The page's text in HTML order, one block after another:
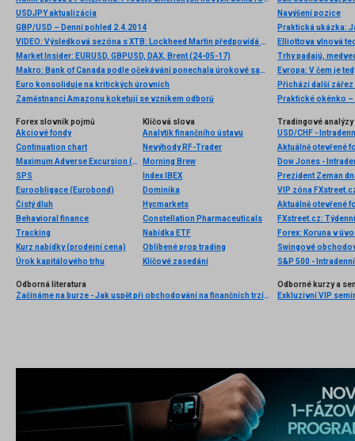
USDJPY aktualizácia
GBP/USD – Denní pohled 2.4.2014
VIDEO: Výsledková sezóna s XTB: Lockheed Martin předpovídá vyšší tržby, vrací akcionářům miliardy USD
Market Insider: EURUSD, GBPUSD, DAX, Brent (24-05-17)
Makro: Bank of Canada podle očekávání ponechala úrokové sazby na stávajících úrovních
Euro konsoliduje na kritických úrovních
Zaměstnanci Amazonu koketují se vznikem odborů
Navýšení pozice
Praktická ukázka:
Trhy padajú,
Evropa: V čem je
Přichází další zářez
Praktické okénko
Forex slovník pojmů
Akciové fondy
Continuation chart
Maximum Adverse Excursion (MAE)
SPS
Euroobligace (Eurobond)
Čistý dluh
Behavioral finance
Tracking
Kurz nabídky (prodejní cena)
Úrok kapitálového trhu
Klíčová slova
Analytik finančního ústavu
Nevýhody RF-Trader
Morning Brew
Index IBEX
Dominika
Hycmarkets
Constellation Pharmaceuticals
Nabídka ETF
Oblíbené prop trading
Klíčové zasedání
Tradingové analýzy
USD/CHF -
Aktuálně otevřené
Dow Jones -
Aktuálně otevřené
FXstreet.cz:
Forex: Koruna v
Swingové
S&P 500 -
Odborná literatura
Začínáme na burze - Jak uspět při obchodování na finančních trzích (1. vydání)
Odborné kurzy a
Exkluzivní VIP